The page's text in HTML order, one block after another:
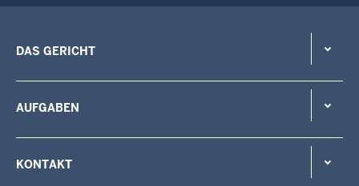
DAS GERICHT
AUFGABEN
KONTAKT